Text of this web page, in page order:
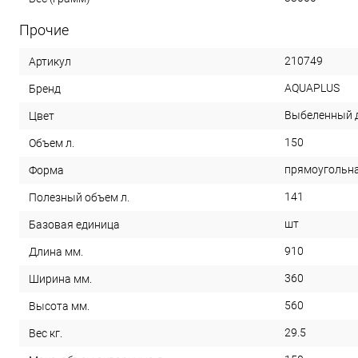
Прочие
Артикул 210749
Бренд AQUAPLUS
Цвет Выбеленный
Объем л. 150
Форма
Полезный объем л. 141
Базовая единица шт
Длина мм. 910
Ширина мм. 360
Высота мм. 560
Вес кг. 29.5